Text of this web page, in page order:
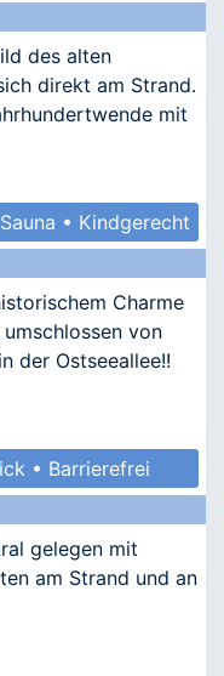
des alten
direkt am Strand.
mit
• Kindgerecht
Charme
von
der Ostseeallee!!
• Barrierefrei
gelegen mit
am Strand und an